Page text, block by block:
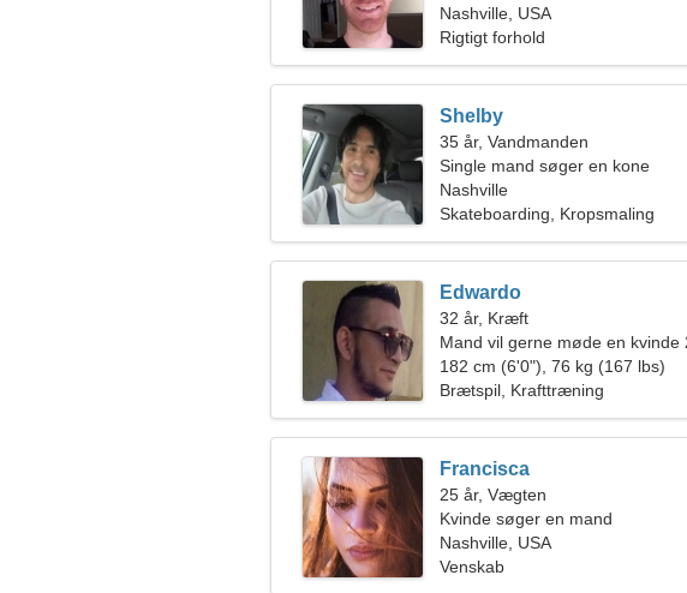
Nashville, USA
Rigtigt forhold
Shelby
35 år, Vandmanden
Single mand søger en kone
Nashville
Skateboarding, Kropsmaling
Edwardo
32 år, Kræft
Mand vil gerne møde en kvinde
182 cm (6'0"), 76 kg (167 lbs)
Brætspil, Krafttræning
Francisca
25 år, Vægten
Kvinde søger en mand
Nashville, USA
Venskab